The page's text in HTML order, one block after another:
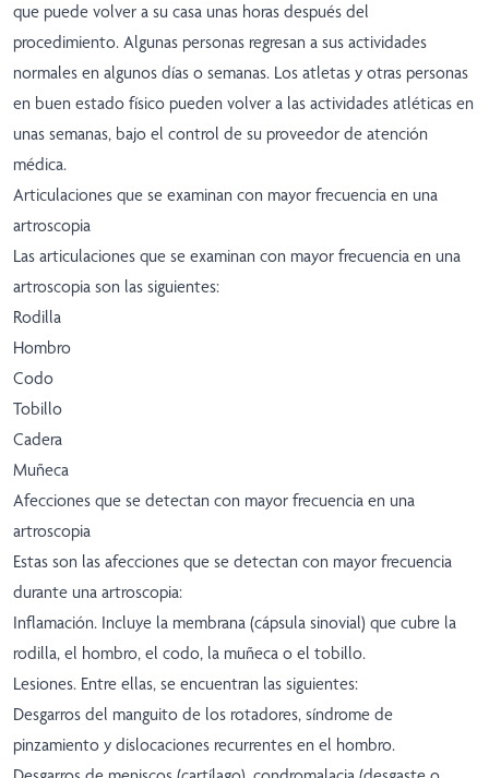
que puede volver a su casa unas horas después del
procedimiento. Algunas personas regresan a sus actividades
normales en algunos días o semanas. Los atletas y otras personas
en buen estado físico pueden volver a las actividades atléticas en
unas semanas, bajo el control de su proveedor de atención
médica.
Articulaciones que se examinan con mayor frecuencia en una
artroscopia
Las articulaciones que se examinan con mayor frecuencia en una
artroscopia son las siguientes:
Rodilla
Hombro
Codo
Tobillo
Cadera
Muñeca
Afecciones que se detectan con mayor frecuencia en una
artroscopia
Estas son las afecciones que se detectan con mayor frecuencia
durante una artroscopia:
Inflamación. Incluye la membrana (cápsula sinovial) que cubre la
rodilla, el hombro, el codo, la muñeca o el tobillo.
Lesiones. Entre ellas, se encuentran las siguientes:
Desgarros del manguito de los rotadores, síndrome de
pinzamiento y dislocaciones recurrentes en el hombro.